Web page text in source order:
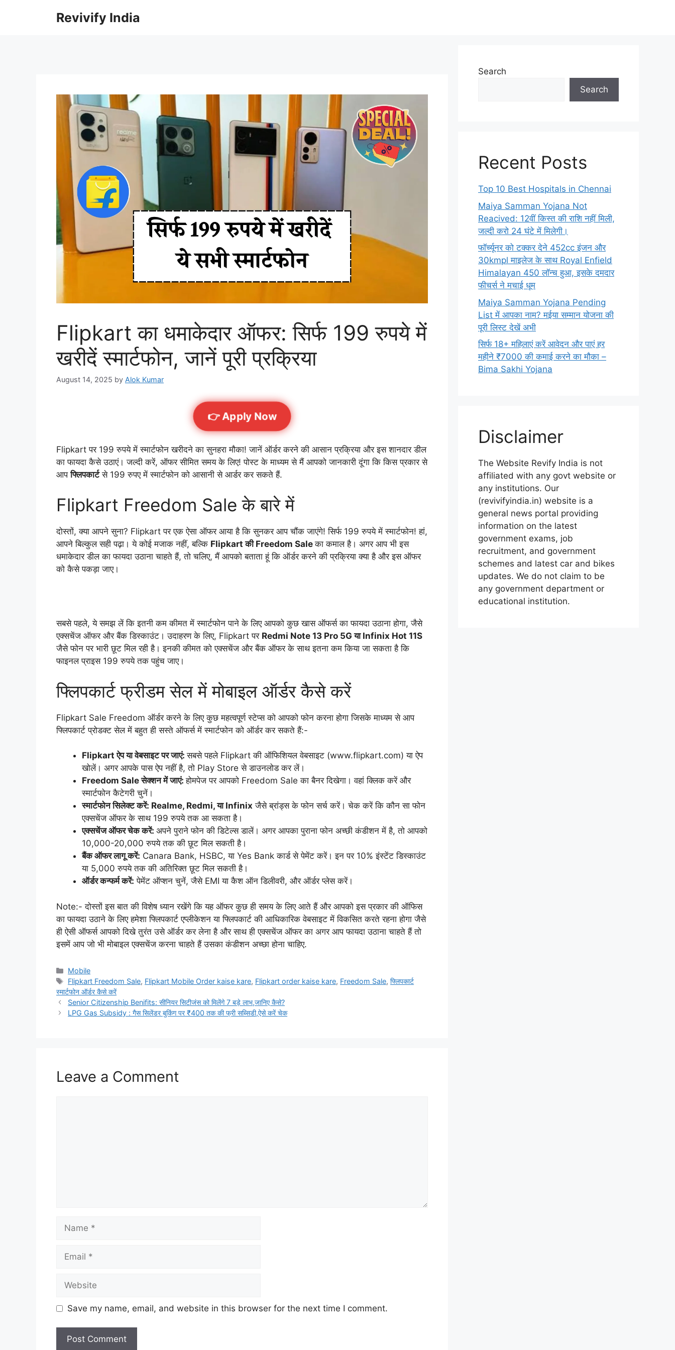
Revivify India
Flipkart का धमाकेदार ऑफर: सिर्फ 199 रुपये में
खरीदें स्मार्टफोन, जानें पूरी प्रक्रिया
August 14, 2025 by Alok Kumar
👉 Apply Now
Flipkart पर 199 रुपये में स्मार्टफोन खरीदने का सुनहरा मौका! जानें ऑर्डर करने की आसान प्रक्रिया और इस शानदार डील
का फायदा कैसे उठाएं। जल्दी करें, ऑफर सीमित समय के लिए! पोस्ट के माध्यम से मैं आपको जानकारी दूंगा कि किस प्रकार से
आपफ्लिपकार्टसे 199 रुपए में स्मार्टफोन को आसानी से आर्डर कर सकते हैं.
Flipkart Freedom Sale के बारे में
दोस्तों, क्या आपने सुना? Flipkart पर एक ऐसा ऑफर आया है कि सुनकर आप चौंक जाएंगे! सिर्फ 199 रुपये में स्मार्टफोन! हां,
आपने बिल्कुल सही पढ़ा। ये कोई मजाक नहीं, बल्कि Flipkart की Freedom Saleका कमाल है। अगर आप भी इस
धमाकेदार डील का फायदा उठाना चाहते हैं, तो चलिए, मैं आपको बताता हूं कि ऑर्डर करने की प्रक्रिया क्या है और इस ऑफर
को कैसे पकड़ा जाए।
सबसे पहले, ये समझ लें कि इतनी कम कीमत में स्मार्टफोन पाने के लिए आपको कुछ खास ऑफर्स का फायदा उठाना होगा, जैसे
एक्सचेंज ऑफर और बैंक डिस्काउंट। उदाहरण के लिए, Flipkart पर Redmi Note 13 Pro 5G या Infinix Hot 11S
जैसे फोन पर भारी छूट मिल रही है। इनकी कीमत को एक्सचेंज और बैंक ऑफर के साथ इतना कम किया जा सकता है कि
फाइनल प्राइस 199 रुपये तक पहुंच जाए।
फ्लिपकार्ट फ्रीडम सेल में मोबाइल ऑर्डर कैसे करें
Flipkart Sale Freedom ऑर्डर करने के लिए कुछ महत्वपूर्ण स्टेप्स को आपको फोन करना होगा जिसके माध्यम से आप
फ्लिपकार्ट प्रोडक्ट सेल में बहुत ही सस्ते ऑफर्स में स्मार्टफोन को ऑर्डर कर सकते हैं:-
Flipkart ऐप या वेबसाइट पर जाएं:सबसे पहले Flipkart की ऑफिशियल वेबसाइट (www.flipkart.com) या ऐप
खोलें। अगर आपके पास ऐप नहीं है, तो Play Store से डाउनलोड कर लें।
Freedom Sale सेक्शन में जाएं:होमपेज पर आपको Freedom Sale का बैनर दिखेगा। वहां क्लिक करें और
स्मार्टफोन कैटेगरी चुनें।
स्मार्टफोन सिलेक्ट करें: Realme, Redmi, या Infinix जैसे ब्रांड्स के फोन सर्च करें। चेक करें कि कौन सा फोन
एक्सचेंज ऑफर के साथ 199 रुपये तक आ सकता है।
एक्सचेंज ऑफर चेक करें: अपने पुराने फोन की डिटेल्स डालें। अगर आपका पुराना फोन अच्छी कंडीशन में है, तो आपको
10,000-20,000 रुपये तक की छूट मिल सकती है।
बैंक ऑफर लागू करें: Canara Bank, HSBC, या Yes Bank कार्ड से पेमेंट करें। इन पर 10% इंस्टेंट डिस्काउंट
या 5,000 रुपये तक की अतिरिक्त छूट मिल सकती है।
ऑर्डर कन्फर्म करें: पेमेंट ऑप्शन चुनें, जैसे EMI या कैश ऑन डिलीवरी, और ऑर्डर प्लेस करें।
Note:- दोस्तों इस बात की विशेष ध्यान रखेंगे कि यह ऑफर कुछ ही समय के लिए आते हैं और आपको इस प्रकार की ऑफिस
का फायदा उठाने के लिए हमेशा फ्लिपकार्ट एप्लीकेशन या फ्लिपकार्ट की आधिकारिक वेबसाइट में विकसित करते रहना होगा जैसे
ही ऐसी ऑफर्स आपको दिखे तुरंत उसे ऑर्डर कर लेना है और साथ ही एक्सचेंज ऑफर का अगर आप फायदा उठाना चाहते हैं तो
इसमें आप जो भी मोबाइल एक्सचेंज करना चाहते हैं उसका कंडीशन अच्छा होना चाहिए.
Categories
Mobile
Tags
Flipkart Freedom Sale, Flipkart Mobile Order kaise kare, Flipkart order kaise kare, Freedom Sale,फ्लिपकार्ट
स्मार्टफोन ऑर्डर कैसे करें
Senior Citizenship Benifits: सीनियर सिटीजंस को मिलेंगे 7 बड़े लाभ,जानिए कैसे?
LPG Gas Subsidy : गैस सिलेंडर बुकिंग पर ₹400 तक की फ्री सब्सिडी,ऐसे करें चेक
Leave a Comment
Save my name, email, and website in this browser for the next time I comment.
Search
Search
Recent Posts
Top 10 Best Hospitals in Chennai
Maiya Samman Yojana Not
Reacived: 12वीं किस्त की राशि नहीं मिली,
जल्दी करो 24 घंटे में मिलेगी।
फॉर्च्यूनर को टक्कर देने 452cc इंजन और
30kmpl माइलेज के साथ Royal Enfield
Himalayan 450 लॉन्च हुआ, इसके दमदार
फीचर्स ने मचाई धूम
Maiya Samman Yojana Pending
List में आपका नाम? मईया सम्मान योजना की
पूरी लिस्ट देखें अभी
सिर्फ 18+ महिलाएं करें आवेदन और पाएं हर
महीने ₹7000 की कमाई करने का मौका –
Bima Sakhi Yojana
Disclaimer
The Website Revify India is not
affiliated with any govt website or
any institutions. Our
(revivifyindia.in) website is a
general news portal providing
information on the latest
government exams, job
recruitment, and government
schemes and latest car and bikes
updates. We do not claim to be
any government department or
educational institution.